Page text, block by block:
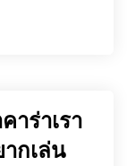
าร่าเรา
กเล่น